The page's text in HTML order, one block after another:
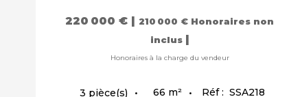
220 000 € | 210 000 € Honoraires non
inclus |
Honoraires à la charge du vendeur
3 pièce(s) 66 m² Réf : SSA218